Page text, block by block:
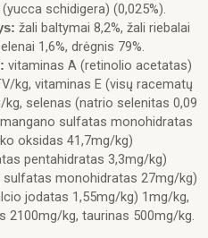
schidigera) (0,025%).
žali baltymai 8,2%, žali riebalai
1,6%, drėgnis 79%.
vitaminas A (retinolio acetatas)
kg, vitaminas E (visų racematų
selenas (natrio selenitas 0,09
sulfatas monohidratas
oksidas 41,7mg/kg)
pentahidratas 3,3mg/kg)
sulfatas monohidratas 27mg/kg)
jodatas 1,55mg/kg) 1mg/kg,
2100mg/kg, taurinas 500mg/kg.